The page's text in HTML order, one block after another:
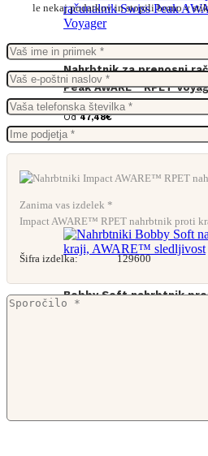
Nahrbtnik za prenosni
Peak AWARE™ RPET
Od47,48€
Bobby Soft nahrbtnik
le nekaj podatkov in stopili bomo v
Zanima vas izdelek *
Impact AWARE™ RPET nahrbtnik proti
Šifra izdelka: 129600